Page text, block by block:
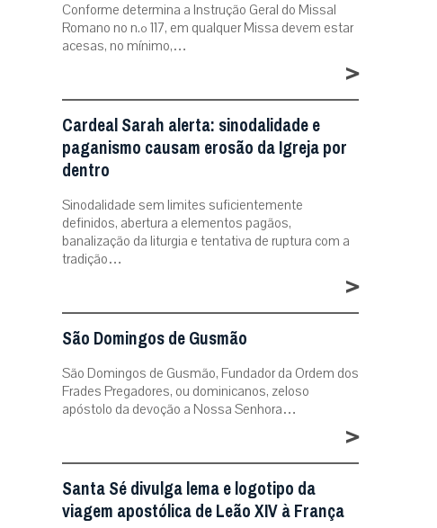
Conforme determina a Instrução Geral do Missal
Romano no n.º 117, em qualquer Missa devem estar
acesas, no mínimo,…
>
Cardeal Sarah alerta: sinodalidade e
paganismo causam erosão da Igreja por
dentro
Sinodalidade sem limites suficientemente
definidos, abertura a elementos pagãos,
banalização da liturgia e tentativa de ruptura com a
tradição…
>
São Domingos de Gusmão
São Domingos de Gusmão, Fundador da Ordem dos
Frades Pregadores, ou dominicanos, zeloso
apóstolo da devoção a Nossa Senhora…
>
Santa Sé divulga lema e logotipo da
viagem apostólica de Leão XIV à França